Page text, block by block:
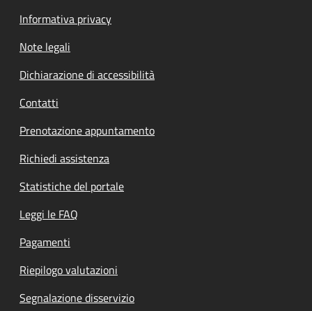
Informativa privacy
Note legali
Dichiarazione di accessibilità
Contatti
Prenotazione appuntamento
Richiedi assistenza
Statistiche del portale
Leggi le FAQ
Pagamenti
Riepilogo valutazioni
Segnalazione disservizio